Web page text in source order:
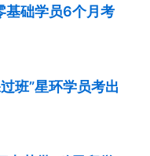
基础学员6个月考
班”星环学员考出